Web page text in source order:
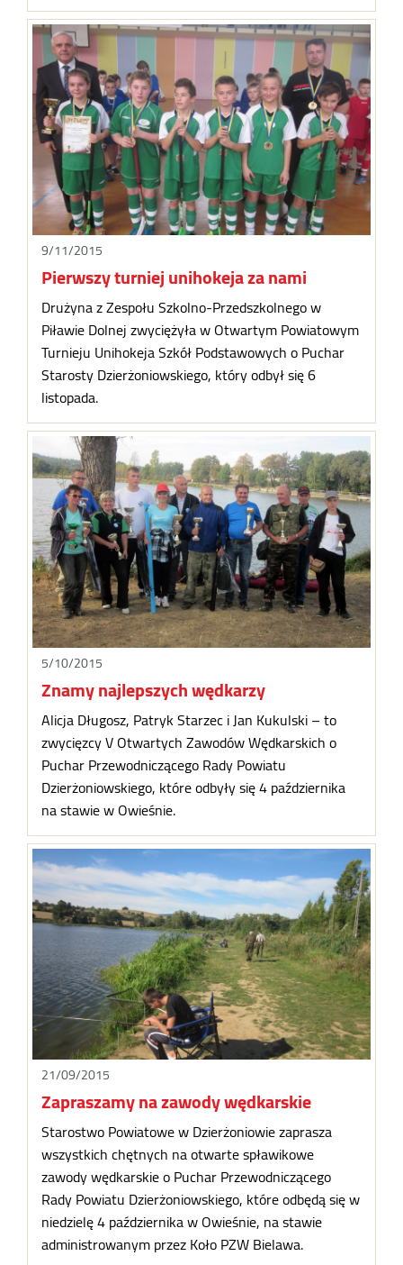
9/11/2015
Pierwszy turniej unihokeja za nami
Drużyna z Zespołu Szkolno-Przedszkolnego w
Piławie Dolnej zwyciężyła w Otwartym Powiatowym
Turnieju Unihokeja Szkół Podstawowych o Puchar
Starosty Dzierżoniowskiego, który odbył się 6
listopada.
5/10/2015
Znamy najlepszych wędkarzy
Alicja Długosz, Patryk Starzec i Jan Kukulski – to
zwycięzcy V Otwartych Zawodów Wędkarskich o
Puchar Przewodniczącego Rady Powiatu
Dzierżoniowskiego, które odbyły się 4 października
na stawie w Owieśnie.
21/09/2015
Zapraszamy na zawody wędkarskie
Starostwo Powiatowe w Dzierżoniowie zaprasza
wszystkich chętnych na otwarte spławikowe
zawody wędkarskie o Puchar Przewodniczącego
Rady Powiatu Dzierżoniowskiego, które odbędą się w
niedzielę 4 października w Owieśnie, na stawie
administrowanym przez Koło PZW Bielawa.